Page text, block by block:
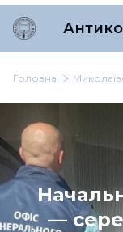
Головна
—